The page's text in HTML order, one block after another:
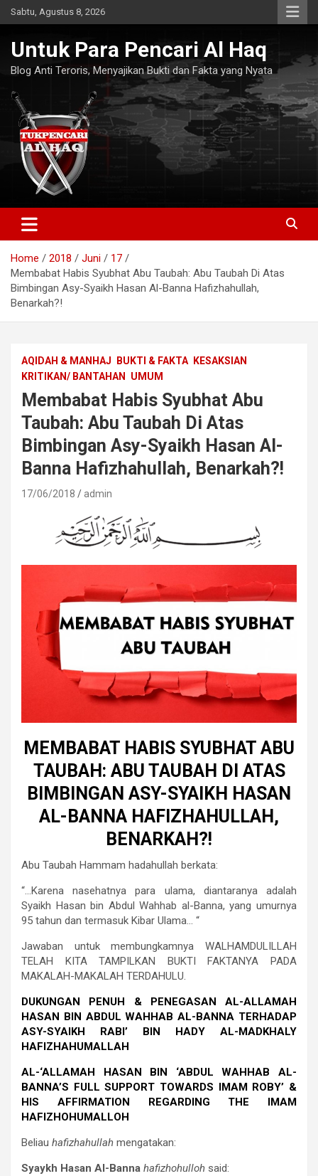
Skip
to
Sabtu, Agustus 8, 2026
Untuk Para Pencari Al Haq
Blog Anti Teroris, Menyajikan Bukti dan Fakta yang Nyata
Home 2018 Juni
17
Membabat Habis Syubhat Abu Taubah: Abu Taubah Di Atas
Bimbingan Asy-Syaikh Hasan Al-Banna Hafizhahullah,
Benarkah?!
AQIDAH & MANHAJ BUKTI & FAKTA
KESAKSIAN
KRITIKAN/ BANTAHAN
UMUM
Membabat Habis Syubhat Abu
Taubah: Abu Taubah Di Atas
Bimbingan Asy-Syaikh Hasan Al-
Banna Hafizhahullah, Benarkah?!
17/06/2018 admin
MEMBABAT HABIS SYUBHAT ABU
TAUBAH: ABU TAUBAH DI ATAS
BIMBINGAN ASY-SYAIKH HASAN
AL-BANNA HAFIZHAHULLAH,
BENARKAH?!
Abu Taubah Hammam hadahullah berkata:
“…Karena nasehatnya para ulama, diantaranya adalah
Syaikh Hasan bin Abdul Wahhab al-Banna, yang umurnya
95 tahun dan termasuk Kibar Ulama… “
Jawaban untuk membungkamnya WALHAMDULILLAH
TELAH KITA TAMPILKAN BUKTI FAKTANYA PADA
MAKALAH-MAKALAH TERDAHULU.
DUKUNGAN PENUH & PENEGASAN AL-ALLAMAH
HASAN BIN ABDUL WAHHAB AL-BANNA TERHADAP
ASY-SYAIKH RABI’ BIN HADY AL-MADKHALY
HAFIZHAHUMALLAH
AL-‘ALLAMAH HASAN BIN ‘ABDUL WAHHAB AL-
BANNA’S FULL SUPPORT TOWARDS IMAM ROBY’ &
HIS AFFIRMATION REGARDING THE IMAM
HAFIZHOHUMALLOH
Beliau hafizhahullah mengatakan:
Syaykh Hasan Al-Banna hafizhohulloh said: